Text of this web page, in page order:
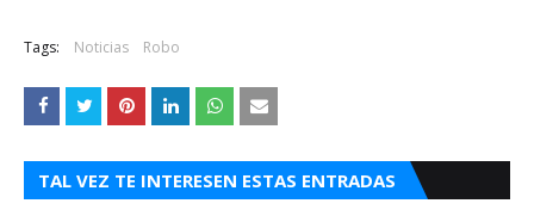
Tags: Noticias Robo
TAL VEZ TE INTERESEN ESTAS ENTRADAS